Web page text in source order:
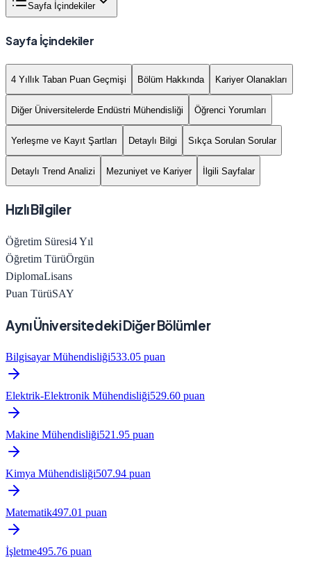
Sayfa İçindekiler
Sayfa İçindekiler
4 Yıllık Taban Puan Geçmişi Bölüm Hakkında Kariyer Olanakları
Diğer Üniversitelerde Endüstri Mühendisliği Öğrenci Yorumları
Yerleşme ve Kayıt Şartları Detaylı Bilgi Sıkça Sorulan Sorular
Detaylı Trend Analizi Mezuniyet ve Kariyer İlgili Sayfalar
Hızlı Bilgiler
Öğretim Süresi4Yıl
Öğretim TürüÖrgün
DiplomaLisans
Puan TürüSAY
Aynı Üniversitedeki Diğer Bölümler
Bilgisayar Mühendisliği533.05 puan
Elektrik-Elektronik Mühendisliği529.60 puan
Makine Mühendisliği521.95 puan
Kimya Mühendisliği507.94 puan
Matematik497.01 puan
İşletme495.76 puan